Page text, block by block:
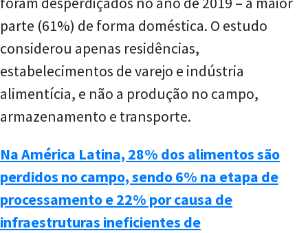
parte (61%) de forma doméstica. O estudo
considerou apenas residências,
estabelecimentos de varejo e indústria
alimentícia, e não a produção no campo,
armazenamento e transporte.
Na América Latina, 28% dos alimentos são
perdidos no campo, sendo 6% na etapa de
processamento e 22% por causa de
infraestruturas ineficientes de